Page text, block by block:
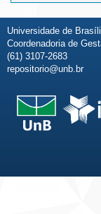
Universidade de
Coordenadoria de
(61) 3107-2683
repositorio@unb.br